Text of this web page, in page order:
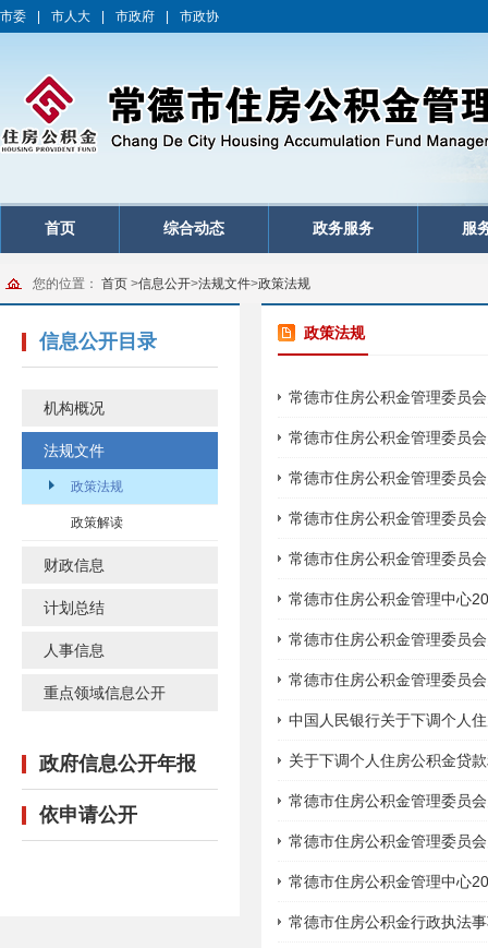
市委 市人大 市政府 市政协
首页 综合动态 政务服务 服
您的位置： 首页 >信息公开>法规文件>政策法规
信息公开目录
机构概况
法规文件
政策法规
政策解读
财政信息
计划总结
人事信息
重点领域信息公开
政府信息公开年报
依申请公开
政策法规
常德市住房公积金管理委员
常德市住房公积金管理委员
常德市住房公积金管理委员
常德市住房公积金管理委员
常德市住房公积金管理委员
常德市住房公积金管理中心
常德市住房公积金管理委员
常德市住房公积金管理委员
中国人民银行关于下调个人
关于下调个人住房公积金贷
常德市住房公积金管理委员
常德市住房公积金管理委员
常德市住房公积金管理中心
常德市住房公积金行政执法